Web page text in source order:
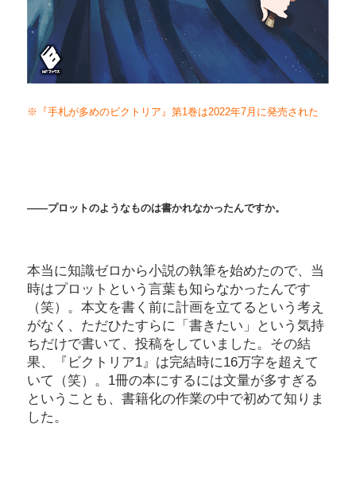
※『手札が多めのビクトリア』第1巻は2022年7月に発売された
――プロットのようなものは書かれなかったんですか。
本当に知識ゼロから小説の執筆を始めたので、当
時はプロットという言葉も知らなかったんです
（笑）。本文を書く前に計画を立てるという考え
がなく、ただひたすらに「書きたい」という気持
ちだけで書いて、投稿をしていました。その結
果、『ビクトリア1』は完結時に16万字を超えて
いて（笑）。1冊の本にするには文量が多すぎる
ということも、書籍化の作業の中で初めて知りま
した。